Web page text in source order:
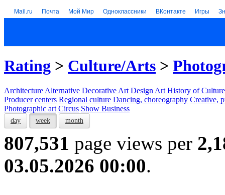
Mail.ru Почта Мой Мир Одноклассники ВКонтакте Игры
Rating > Culture/Arts >
Architecture Alternative Decorative Art Design Art History of
Producer centers Regional culture Dancing, choreography Creative,
Photographic art Circus Show Business
day week month
807,531 page views per
03.05.2026 00:00.